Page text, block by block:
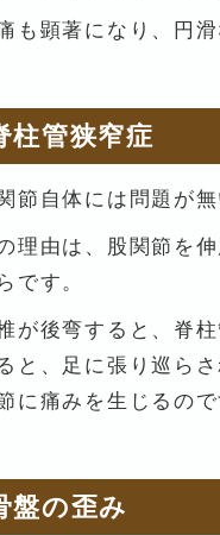
も顕著になり、円
柱管狭窄症
節自体には問題が
理由は、股関節を
です。
が後弯すると、脊
と、足に張り巡ら
に痛みを生じるので
盤の歪み